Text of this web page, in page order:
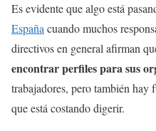
Es evidente que algo está
España cuando muchos
directivos en general afirman
encontrar perfiles para sus
trabajadores, pero también hay
que está costando digerir.